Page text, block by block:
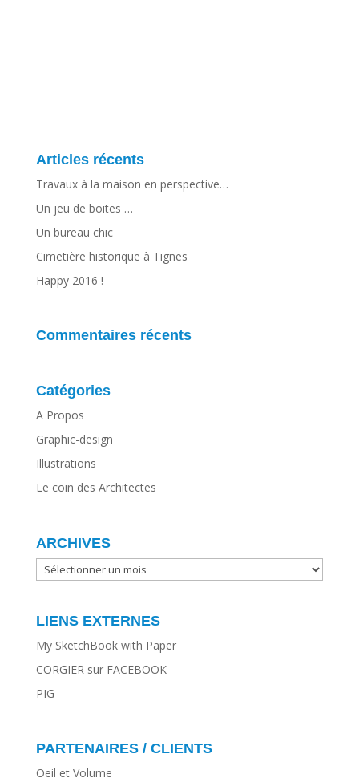
Articles récents
Travaux à la maison en perspective…
Un jeu de boites …
Un bureau chic
Cimetière historique à Tignes
Happy 2016 !
Commentaires récents
Catégories
A Propos
Graphic-design
Illustrations
Le coin des Architectes
ARCHIVES
ARCHIVES
LIENS EXTERNES
My SketchBook with Paper
CORGIER sur FACEBOOK
PIG
PARTENAIRES / CLIENTS
Oeil et Volume